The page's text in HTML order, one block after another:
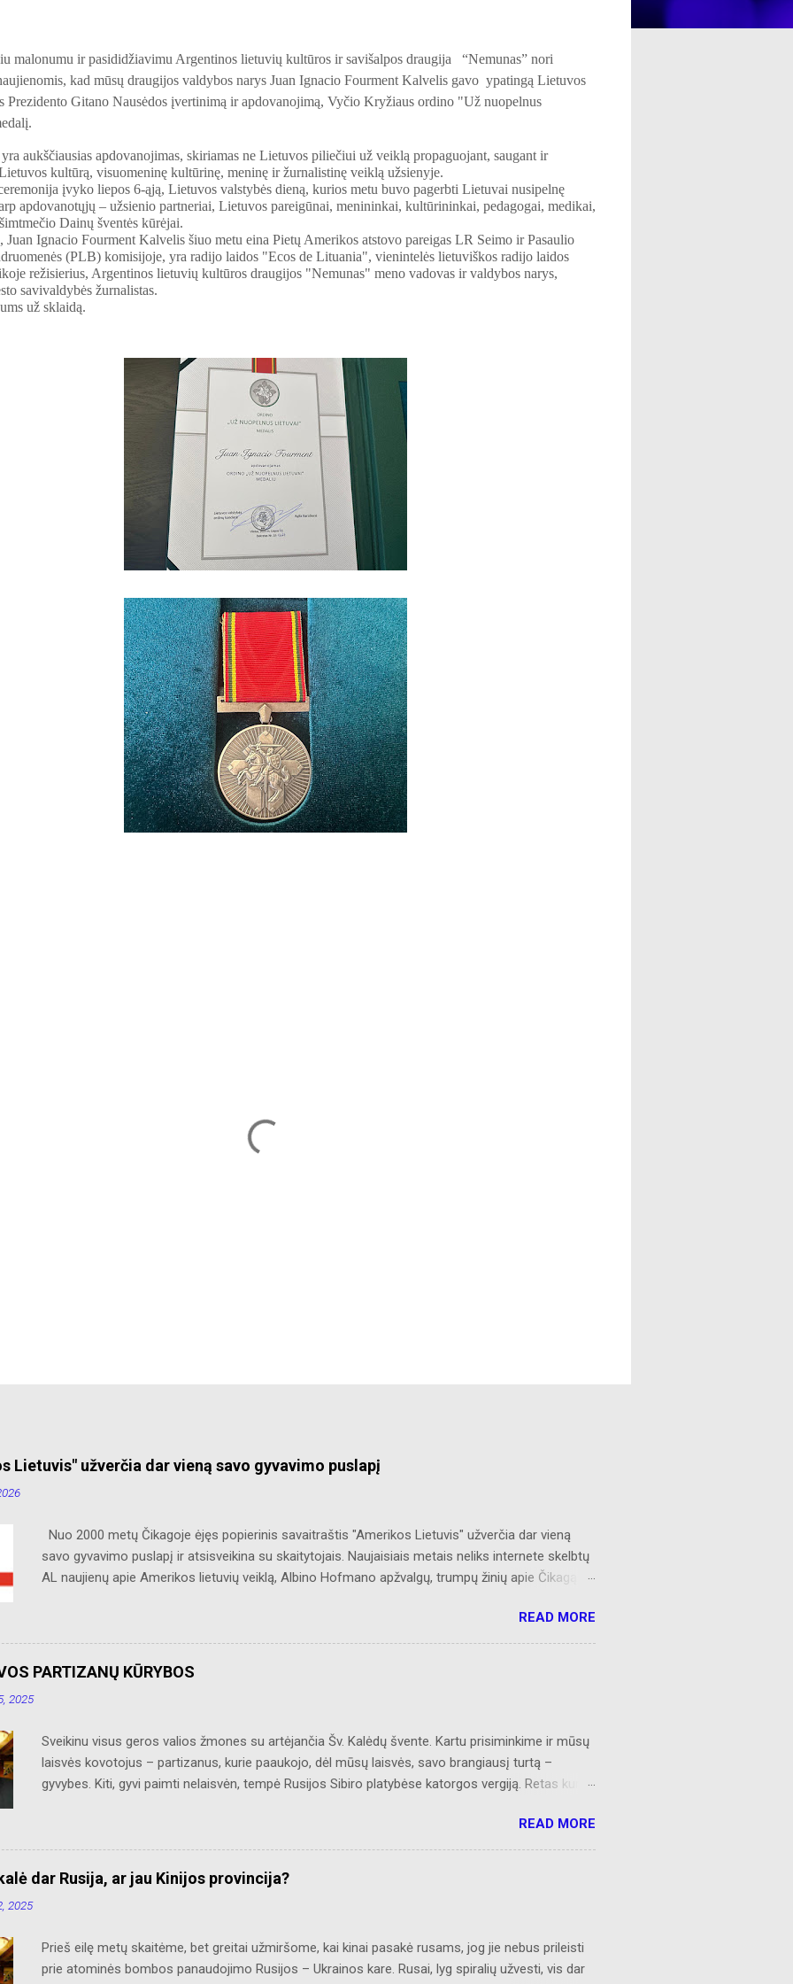
malonumu ir pasididžiavimu Argentinos lietuvių kultūros ir savišalpos draugija “Nemunas” nori
kad mūsų draugijos valdybos narys Juan Ignacio Fourment Kalvelis gavo ypatingą Lietuvos
Prezidento Gitano Nausėdos įvertinimą ir apdovanojimą, Vyčio Kryžiaus ordino "Už nuopelnus
yra aukščiausias apdovanojimas, skiriamas ne Lietuvos piliečiui už veiklą propaguojant, saugant ir
kultūrą, visuomeninę kultūrinę, meninę ir žurnalistinę veiklą užsienyje.
įvyko liepos 6-ąją, Lietuvos valstybės dieną, kurios metu buvo pagerbti Lietuvai nusipelnę
apdovanotųjų – užsienio partneriai, Lietuvos pareigūnai, menininkai, kultūrininkai, pedagogai, medikai,
Dainų šventės kūrėjai.
Juan Ignacio Fourment Kalvelis šiuo metu eina Pietų Amerikos atstovo pareigas LR Seimo ir Pasaulio
(PLB) komisijoje, yra radijo laidos "Ecos de Lituania", vienintelės lietuviškos radijo laidos
režisierius, Argentinos lietuvių kultūros draugijos "Nemunas" meno vadovas ir valdybos narys,
savivaldybės žurnalistas.
už sklaidą.
Lietuvis" užverčia dar vieną savo gyvavimo puslapį
Nuo 2000 metų Čikagoje ėjęs popierinis savaitraštis "Amerikos Lietuvis" užverčia dar vieną
savo gyvavimo puslapį ir atsisveikina su skaitytojais. Naujaisiais metais neliks internete skelbtų
AL naujienų apie Amerikos lietuvių veiklą, Albino Hofmano apžvalgų, trumpų žinių apie Čikagą
READ MORE
PARTIZANŲ KŪRYBOS
2025
Sveikinu visus geros valios žmones su artėjančia Šv. Kalėdų švente. Kartu prisiminkime ir mūsų
laisvės kovotojus – partizanus, kurie paaukojo, dėl mūsų laisvės, savo brangiausį turtą –
gyvybes. Kiti, gyvi paimti nelaisvėn, tempė Rusijos Sibiro platybėse katorgos vergiją. Retas kuris
šaldami ir alkani savo bunkeriuose, sniegynuose ar slepiantis po eglių šakom, tap pat šventė Šv.
Kalėdas glausdami prie savęs savo mumylėtines – šautuvus. Amžia garbė tebūna jiems.
Pridedu iš „Naujienų“ lakrašččio išsaugotą „Sužeisto partizano dainą“. IŠ LIETUVOS PARTIZANŲ
KŪRYBOS (Sužeisto partizano daina) Neparnešiu žemčiūgų, nei aukso, Mūs šalis ir be perlų
laisvi... Neraudokite broliai sustoję, Nes rauda nelaimėsit...
READ MORE
dar Rusija, ar jau Kinijos provincija?
2025
Prieš eilę metų skaitėme, bet greitai užmiršome, kai kinai pasakė rusams, jog jie nebus prileisti
prie atominės bombos panaudojimo Rusijos – Ukrainos kare. Rusai, lyg spiralių užvesti, vis dar